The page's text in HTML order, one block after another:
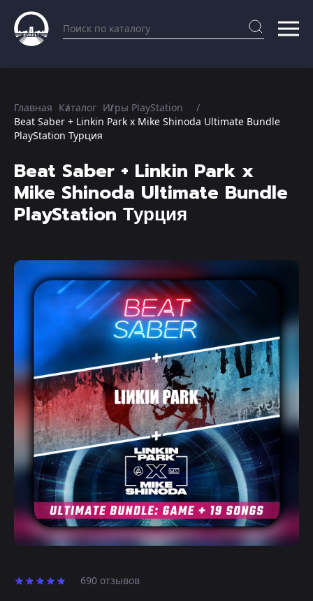
Главная Каталог Игры PlayStation
Beat Saber + Linkin Park x Mike Shinoda Ultimate Bundle
PlayStation Турция
Beat Saber + Linkin Park x
Mike Shinoda Ultimate Bundle
PlayStation Турция
690 отзывов